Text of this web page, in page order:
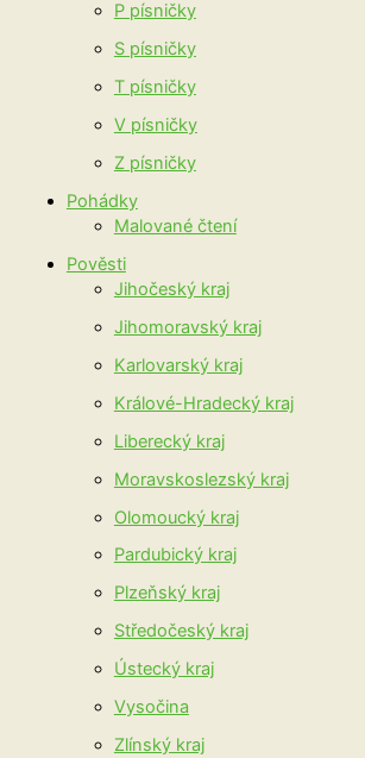
P písničky
S písničky
T písničky
V písničky
Z písničky
Pohádky
Malované čtení
Pověsti
Jihočeský kraj
Jihomoravský kraj
Karlovarský kraj
Králové-Hradecký kraj
Liberecký kraj
Moravskoslezský kraj
Olomoucký kraj
Pardubický kraj
Plzeňský kraj
Středočeský kraj
Ústecký kraj
Vysočina
Zlínský kraj